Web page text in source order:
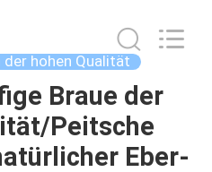
hohen Qualität
Braue der
Peitsche
Eber-